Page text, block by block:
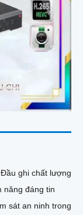
ghi chất lượng
sát an ninh trong